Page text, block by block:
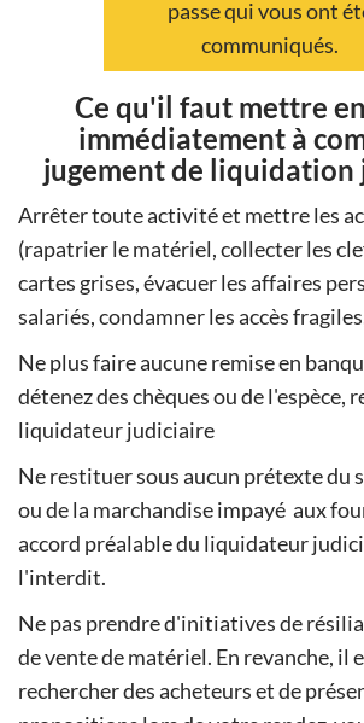
passe qui vous ont
communiqués.
Ce qu'il faut mettre
immédiatement à
jugement de liquidation
Arrêter toute activité et mettre les
(rapatrier le matériel, collecter les
cartes grises, évacuer les affaires
salariés, condamner les accès
Ne plus faire aucune remise en
détenez des chèques ou de l'espèce,
liquidateur judiciaire
Ne restituer sous aucun prétexte du
ou de la marchandise impayé aux
accord préalable du liquidateur
l'interdit.
Ne pas prendre d'initiatives de
de vente de matériel. En revanche, il
rechercher des acheteurs et de